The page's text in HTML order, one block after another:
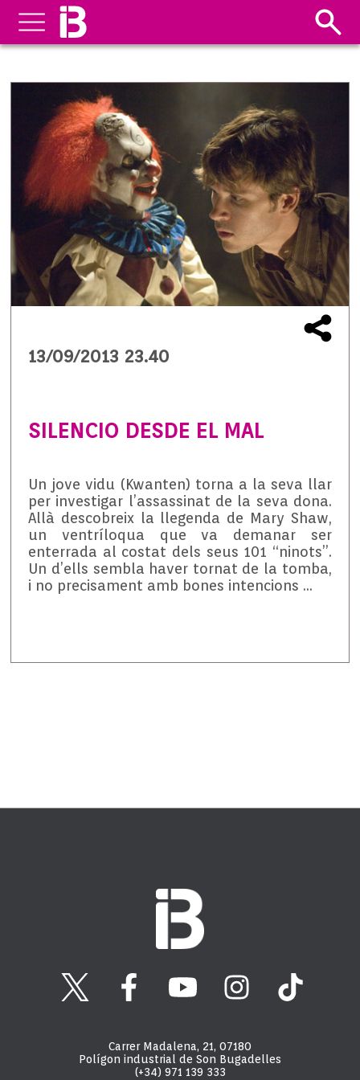
13/09/2013 23.40
SILENCIO DESDE EL MAL
Un jove vidu (Kwanten) torna a la seva llar
per investigar l’assassinat de la seva dona.
Allà descobreix la llegenda de Mary Shaw,
un ventríloqua que va demanar ser
enterrada al costat dels seus 101 “ninots”.
Un d’ells sembla haver tornat de la tomba,
i no precisament amb bones intencions …
Carrer Madalena, 21, 07180
Polígon industrial de Son Bugadelles
(+34) 971 139 333